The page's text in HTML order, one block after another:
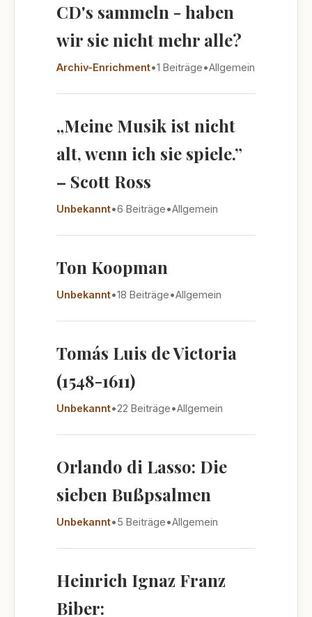
CD's sammeln - haben
wir sie nicht mehr alle?
Archiv-Enrichment•1 Beiträge•Allgemein
„Meine Musik ist nicht
alt, wenn ich sie spiele.”
– Scott Ross
Unbekannt•6 Beiträge•Allgemein
Ton Koopman
Unbekannt•18 Beiträge•Allgemein
Tomás Luis de Victoria
(1548-1611)
Unbekannt•22 Beiträge•Allgemein
Orlando di Lasso: Die
sieben Bußpsalmen
Unbekannt•5 Beiträge•Allgemein
Heinrich Ignaz Franz
Biber: